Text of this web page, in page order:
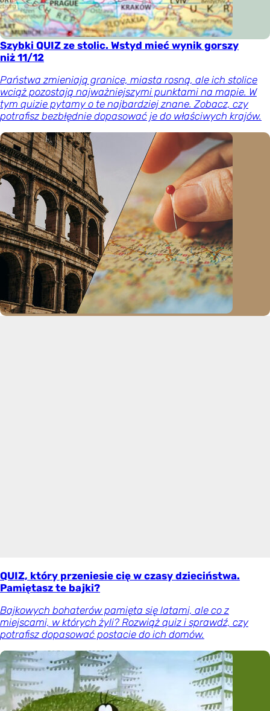
Szybki QUIZ ze stolic. Wstyd mieć wynik gorszy
niż 11/12
Państwa zmieniają granice, miasta rosną, ale ich stolice
wciąż pozostają najważniejszymi punktami na mapie. W
tym quizie pytamy o te najbardziej znane. Zobacz, czy
potrafisz bezbłędnie dopasować je do właściwych krajów.
QUIZ, który przeniesie cię w czasy dzieciństwa.
Pamiętasz te bajki?
Bajkowych bohaterów pamięta się latami, ale co z
miejscami, w których żyli? Rozwiąż quiz i sprawdź, czy
potrafisz dopasować postacie do ich domów.